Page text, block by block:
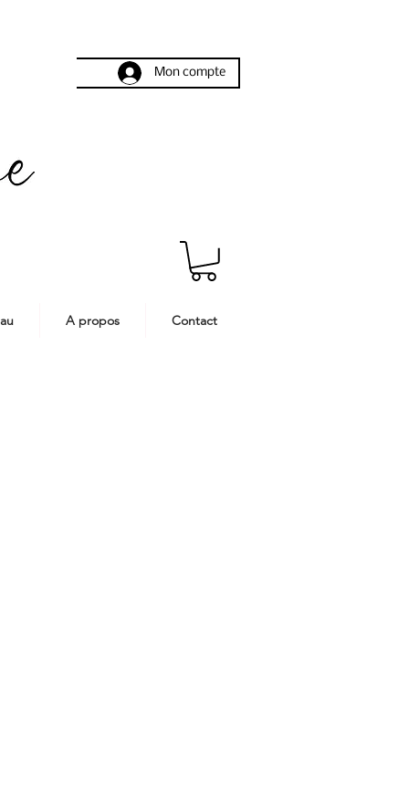
Mon compte
A propos Contact